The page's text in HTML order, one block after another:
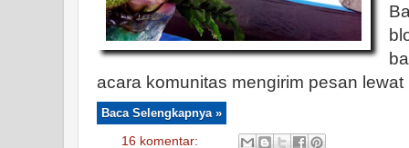
acara komunitas mengirim pesan lewat
Baca Selengkapnya »
16 komentar: